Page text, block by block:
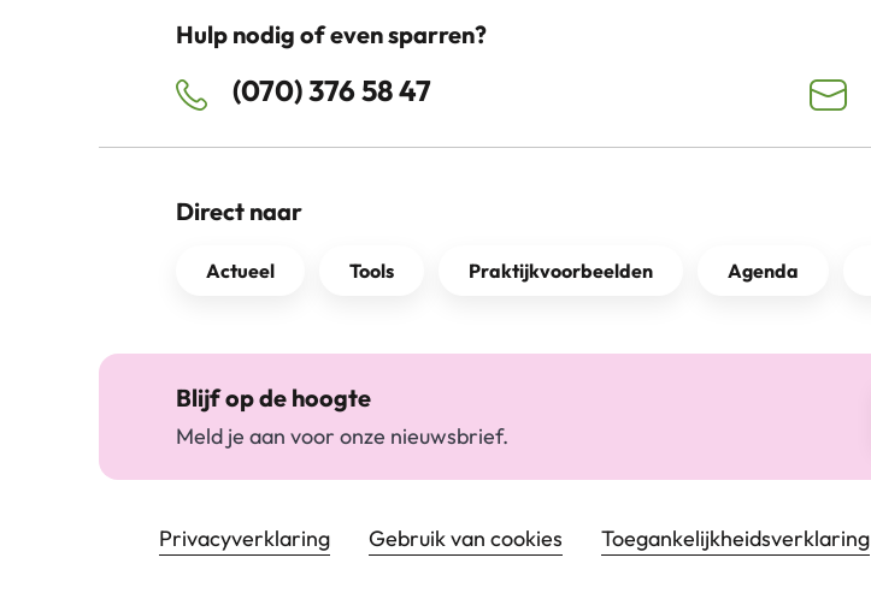
Hulp nodig of even sparren?
(070) 376 58 47
Direct naar
Actueel Tools Praktijkvoorbeelden Agenda
Blijf op de hoogte
Meld je aan voor onze nieuwsbrief.
Footer navigatie
Privacyverklaring Gebruik van cookies Toegankelijkheids­verklaring